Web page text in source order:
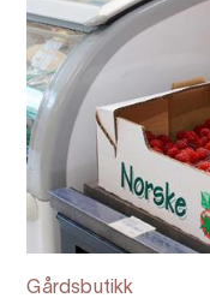
Gårdsbutikk